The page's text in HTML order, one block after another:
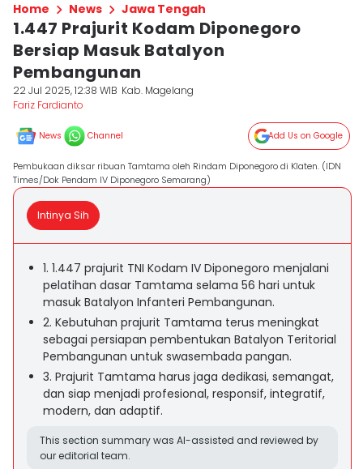
Home News Jawa Tengah
1.447 Prajurit Kodam Diponegoro
Bersiap Masuk Batalyon
Pembangunan
22 Jul 2025, 12:38 WIB Kab. Magelang
Fariz Fardianto
News Channel Add Us on Google
Pembukaan diksar ribuan Tamtama oleh Rindam Diponegoro di Klaten. (IDN
Times/Dok Pendam IV Diponegoro Semarang)
Intinya Sih
1. 1.447 prajurit TNI Kodam IV Diponegoro menjalani
pelatihan dasar Tamtama selama 56 hari untuk
masuk Batalyon Infanteri Pembangunan.
2. Kebutuhan prajurit Tamtama terus meningkat
sebagai persiapan pembentukan Batalyon Teritorial
Pembangunan untuk swasembada pangan.
3. Prajurit Tamtama harus jaga dedikasi, semangat,
dan siap menjadi profesional, responsif, integratif,
modern, dan adaptif.
This section summary was AI-assisted and reviewed by
our editorial team.